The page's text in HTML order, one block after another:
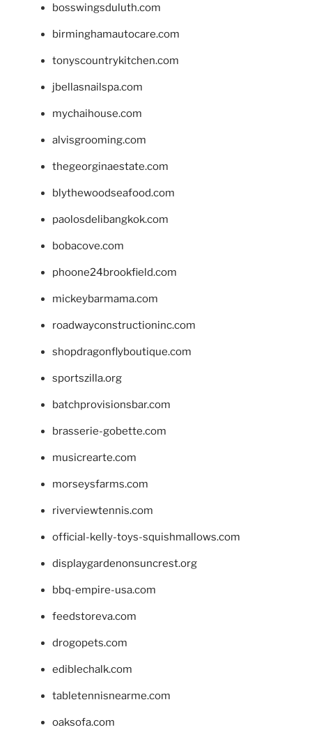
bosswingsduluth.com
birminghamautocare.com
tonyscountrykitchen.com
jbellasnailspa.com
mychaihouse.com
alvisgrooming.com
thegeorginaestate.com
blythewoodseafood.com
paolosdelibangkok.com
bobacove.com
phoone24brookfield.com
mickeybarmama.com
roadwayconstructioninc.com
shopdragonflyboutique.com
sportszilla.org
batchprovisionsbar.com
brasserie-gobette.com
musicrearte.com
morseysfarms.com
riverviewtennis.com
official-kelly-toys-squishmallows.com
displaygardenonsuncrest.org
bbq-empire-usa.com
feedstoreva.com
drogopets.com
ediblechalk.com
tabletennisnearme.com
oaksofa.com